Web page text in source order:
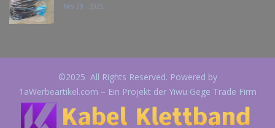
Nov 29 - 2025
©2025 All Rights Reserved. Powered by
1aWerbeartikel.com – Ein Projekt der Yiwu Gege Trade Firm